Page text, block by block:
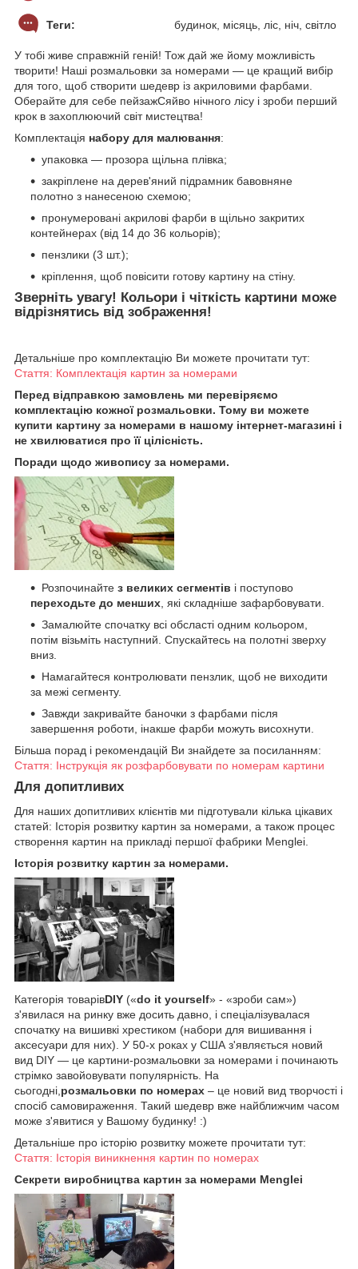
Теги: будинок, місяць, ліс, ніч, світло
У тобі живе справжній геній! Тож дай же йому можливість
творити! Наші розмальовки за номерами — це кращий вибір
для того, щоб створити шедевр із акриловими фарбами.
Оберайте для себе пейзажСяйво нічного лісу і зроби перший
крок в захоплюючий світ мистецтва!
Комплектація набору для малювання:
упаковка — прозора щільна плівка;
закріплене на дерев'яний підрамник бавовняне
полотно з нанесеною схемою;
пронумеровані акрилові фарби в щільно закритих
контейнерах (від 14 до 36 кольорів);
пензлики (3 шт.);
кріплення, щоб повісити готову картину на стіну.
Зверніть увагу! Кольори і чіткість картини може
відрізнятись від зображення!
Детальніше про комплектацію Ви можете прочитати тут:
Стаття: Комплектація картин за номерами
Перед відправкою замовлень ми перевіряємо
комплектацію кожної розмальовки. Тому ви можете
купити картину за номерами в нашому інтернет-магазині і
не хвилюватися про її цілісність.
Поради щодо живопису за номерами.
Розпочинайте з великих сегментів і поступово
переходьте до менших , які складніше зафарбовувати.
Замалюйте спочатку всі обсласті одним кольором,
потім візьміть наступний. Спускайтесь на полотні зверху
вниз.
Намагайтеся контролювати пензлик, щоб не виходити
за межі сегменту.
Завжди закривайте баночки з фарбами після
завершення роботи, інакше фарби можуть висохнути.
Більша порад і рекомендацій Ви знайдете за посиланням:
Стаття: Інструкція як розфарбовувати по номерам картини
Для допитливих
Для наших допитливих клієнтів ми підготували кілька цікавих
статей: Історія розвитку картин за номерами, а також процес
створення картин на прикладі першої фабрики Menglei.
Історія розвитку картин за номерами.
Категорія товарівDIY («do it yourself» - «зроби сам»)
з'явилася на ринку вже досить давно, і спеціалізувалася
спочатку на вишивкі хрестиком (набори для вишивання і
аксесуари для них). У 50-х роках у США з'являється новий
вид DIY — це картини-розмальовки за номерами і починають
стрімко завойовувати популярність. На
сьогодні,розмальовки по номерах – це новий вид творчості і
спосіб самовираження. Такий шедевр вже найближчим часом
може з'явитися у Вашому будинку! :)
Детальніше про історію розвитку можете прочитати тут:
Стаття: Історія виникнення картин по номерах
Секрети виробництва картин за номерами Menglei